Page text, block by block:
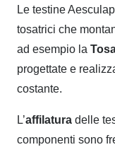
Le testine
tosatrici che
ad esempio la
progettate e
costante.
L’affilatura delle
componenti sono